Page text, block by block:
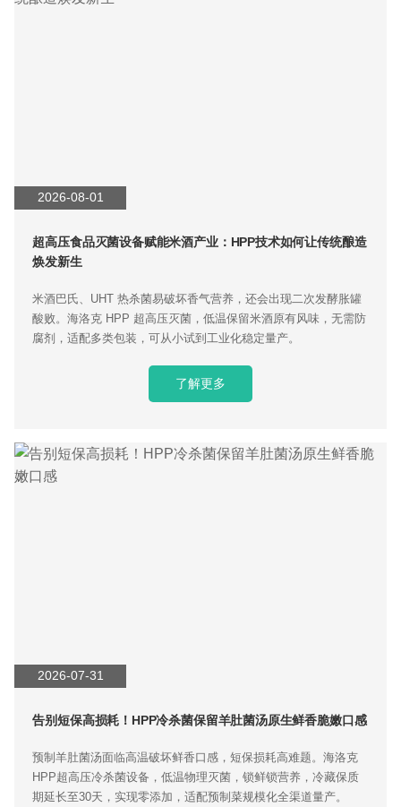
2026-08-01
超高压食品灭菌设备赋能米酒产业：HPP技术如何让传统酿造
焕发新生
米酒巴氏、UHT 热杀菌易破坏香气营养，还会出现二次发酵胀罐
酸败。海洛克 HPP 超高压灭菌，低温保留米酒原有风味，无需防
腐剂，适配多类包装，可从小试到工业化稳定量产。
了解更多
2026-07-31
告别短保高损耗！HPP冷杀菌保留羊肚菌汤原生鲜香脆嫩口感
预制羊肚菌汤面临高温破坏鲜香口感，短保损耗高难题。海洛克
HPP超高压冷杀菌设备，低温物理灭菌，锁鲜锁营养，冷藏保质
期延长至30天，实现零添加，适配预制菜规模化全渠道量产。